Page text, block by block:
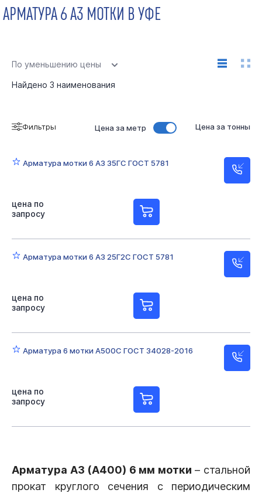
АРМАТУРА 6 А3 МОТКИ В УФЕ
По уменьшению цены
Найдено 3 наименования
Фильтры Цена за метр Цена за тонны
Арматура мотки 6 А3 35ГС ГОСТ 5781
цена по
запросу
Арматура мотки 6 А3 25Г2С ГОСТ 5781
цена по
запросу
Арматура 6 мотки А500С ГОСТ 34028-2016
цена по
запросу
Арматура А3 (А400) 6 мм мотки – стальной
прокат круглого сечения с периодическим